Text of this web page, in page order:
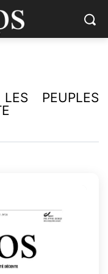
PEUPLES